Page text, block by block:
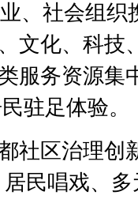
、社会组织
文化、科技
服务资源集
驻足体验。
区治理创
民唱戏、